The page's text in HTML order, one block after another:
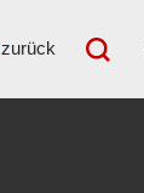
zurück